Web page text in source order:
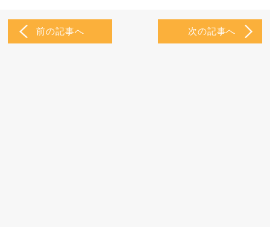
前の記事へ 次の記事へ